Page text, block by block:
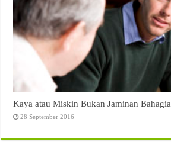
Kaya atau Miskin Bukan Jaminan Bahagia
28 September 2016